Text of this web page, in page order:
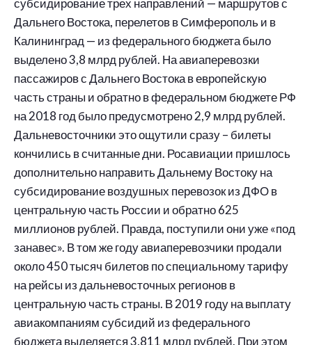
субсидирование трех направлений — маршрутов с
Дальнего Востока, перелетов в Симферополь и в
Калининград — из федерального бюджета было
выделено 3,8 млрд рублей. На авиаперевозки
пассажиров с Дальнего Востока в европейскую
часть страны и обратно в федеральном бюджете РФ
на 2018 год было предусмотрено 2,9 млрд рублей.
Дальневосточники это ощутили сразу – билеты
кончились в считанные дни. Росавиации пришлось
дополнительно направить Дальнему Востоку на
субсидирование воздушных перевозок из ДФО в
центральную часть России и обратно 625
миллионов рублей. Правда, поступили они уже «под
занавес». В том же году авиаперевозчики продали
около 450 тысяч билетов по специальному тарифу
на рейсы из дальневосточных регионов в
центральную часть страны. В 2019 году на выплату
авиакомпаниям субсидий из федерального
бюджета выделяется 3,811 млрд рублей. При этом